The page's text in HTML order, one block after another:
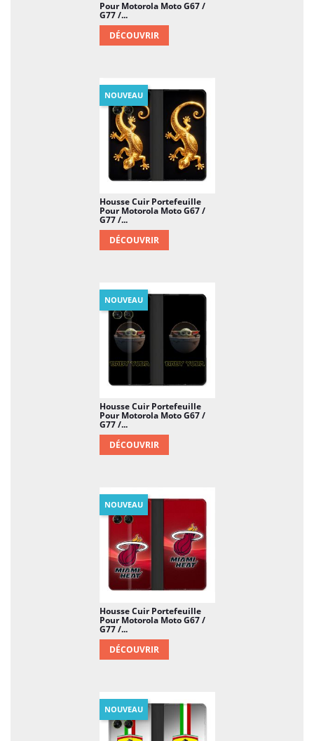
Pour Motorola Moto G67 /
G77 /...
DÉCOUVRIR
Housse Cuir Portefeuille
Pour Motorola Moto G67 /
G77 /...
DÉCOUVRIR
NOUVEAU
Housse Cuir Portefeuille
Pour Motorola Moto G67 /
G77 /...
DÉCOUVRIR
NOUVEAU
Housse Cuir Portefeuille
Pour Motorola Moto G67 /
G77 /...
DÉCOUVRIR
NOUVEAU
NOUVEAU